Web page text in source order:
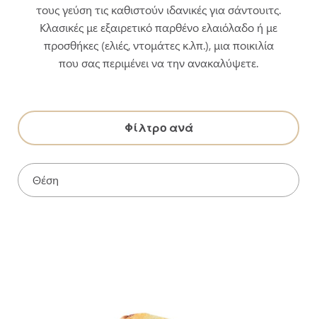
τους γεύση τις καθιστούν ιδανικές για σάντουιτς.
Κλασικές με εξαιρετικό παρθένο ελαιόλαδο ή με
προσθήκες (ελιές, ντομάτες κ.λπ.), μια ποικιλία
που σας περιμένει να την ανακαλύψετε.
Φίλτρο ανά